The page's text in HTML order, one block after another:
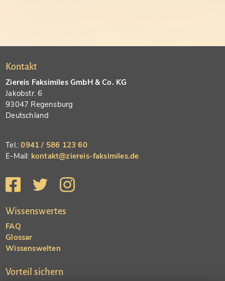
Kontakt
Ziereis Faksimiles GmbH & Co. KG
Jakobstr. 6
93047 Regensburg
Deutschland
Tel.:0941 / 586 123 60
E-Mail: kontakt@ziereis-faksimiles.de
Wissenswertes
FAQ
Glossar
Wissenswelten
Vorteil sichern